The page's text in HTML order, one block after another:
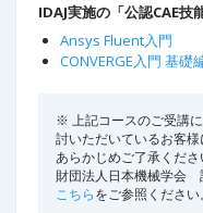
IDAJ実施の「公認CAE技
Ansys Fluent入門
CONVERGE入門 基礎
※ 上記コースのご受講
討いただいているお客様
あらかじめご了承くださ
財団法人日本機械学会
こちらをご参照ください